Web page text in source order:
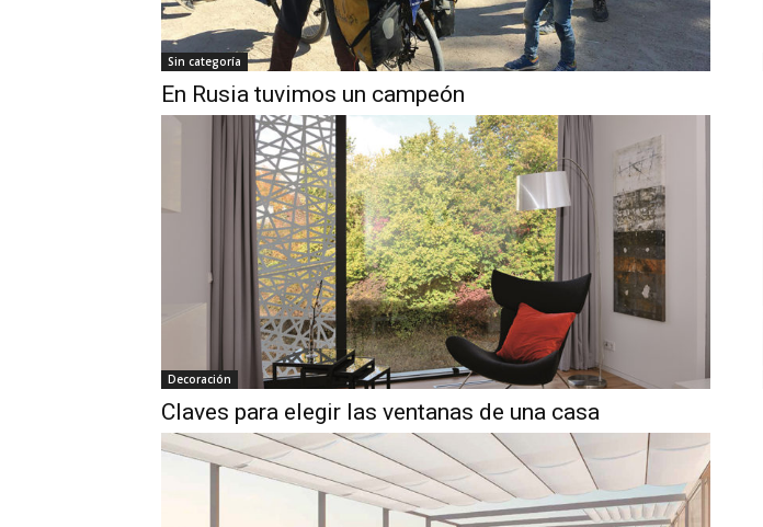
Sin categoría
En Rusia tuvimos un campeón
Decoración
Claves para elegir las ventanas de una casa